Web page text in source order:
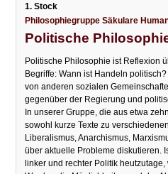
1. Stock
Philosophiegruppe Säkulare
Politische
Politische Philosophie ist Reflexion
Begriffe: Wann ist Handeln
von anderen sozialen
gegenüber der Regierung und
In unserer Gruppe, die aus etwa
sowohl kurze Texte zu
Liberalismus, Anarchismus,
über aktuelle Probleme diskutieren.
linker und rechter Politik